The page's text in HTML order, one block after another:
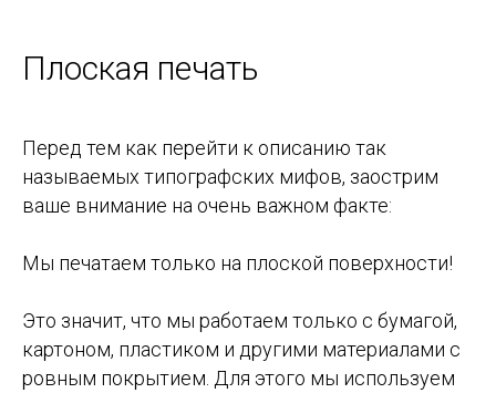
Плоская печать
Перед тем как перейти к описанию так
называемых типографских мифов, заострим
ваше внимание на очень важном факте:
Мы печатаем только на плоской поверхности!
Это значит, что мы работаем только с бумагой,
картоном, пластиком и другими материалами с
ровным покрытием. Для этого мы используем